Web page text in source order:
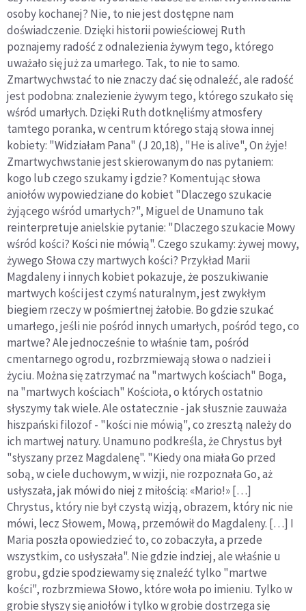
osoby kochanej? Nie, to nie jest dostępne nam
doświadczenie. Dzięki historii powieściowej Ruth
poznajemy radość z odnalezienia żywym tego, którego
uważało się już za umarłego. Tak, to nie to samo.
Zmartwychwstać to nie znaczy dać się odnaleźć, ale radość
jest podobna: znalezienie żywym tego, którego szukało się
wśród umarłych. Dzięki Ruth dotknęliśmy atmosfery
tamtego poranka, w centrum którego stają słowa innej
kobiety: "Widziałam Pana" (J 20,18), "He is alive", On żyje!
Zmartwychwstanie jest skierowanym do nas pytaniem:
kogo lub czego szukamy i gdzie? Komentując słowa
aniołów wypowiedziane do kobiet "Dlaczego szukacie
żyjącego wśród umarłych?", Miguel de Unamuno tak
reinterpretuje anielskie pytanie: "Dlaczego szukacie Mowy
wśród kości? Kości nie mówią". Czego szukamy: żywej mowy,
żywego Słowa czy martwych kości? Przykład Marii
Magdaleny i innych kobiet pokazuje, że poszukiwanie
martwych kości jest czymś naturalnym, jest zwykłym
biegiem rzeczy w pośmiertnej żałobie. Bo gdzie szukać
umarłego, jeśli nie pośród innych umarłych, pośród tego, co
martwe? Ale jednocześnie to właśnie tam, pośród
cmentarnego ogrodu, rozbrzmiewają słowa o nadziei i
życiu. Można się zatrzymać na "martwych kościach" Boga,
na "martwych kościach" Kościoła, o których ostatnio
słyszymy tak wiele. Ale ostatecznie - jak słusznie zauważa
hiszpański filozof - "kości nie mówią", co zresztą należy do
ich martwej natury. Unamuno podkreśla, że Chrystus był
"słyszany przez Magdalenę". "Kiedy ona miała Go przed
sobą, w ciele duchowym, w wizji, nie rozpoznała Go, aż
usłyszała, jak mówi do niej z miłością: «Mario!» […]
Chrystus, który nie był czystą wizją, obrazem, który nic nie
mówi, lecz Słowem, Mową, przemówił do Magdaleny. […] I
Maria poszła opowiedzieć to, co zobaczyła, a przede
wszystkim, co usłyszała". Nie gdzie indziej, ale właśnie u
grobu, gdzie spodziewamy się znaleźć tylko "martwe
kości", rozbrzmiewa Słowo, które woła po imieniu. Tylko w
grobie słyszy się aniołów i tylko w grobie dostrzega się